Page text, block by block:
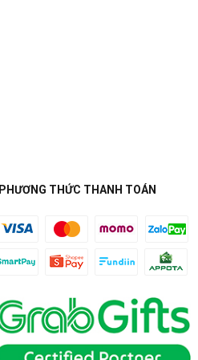
PHƯƠNG THỨC THANH TOÁN